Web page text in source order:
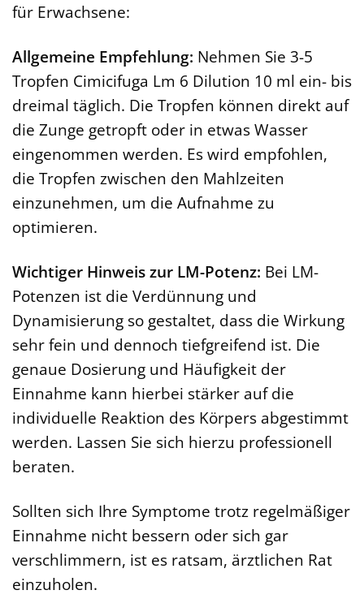
für Erwachsene:
Allgemeine Empfehlung: Nehmen Sie 3-5
Tropfen Cimicifuga Lm 6 Dilution 10 ml ein- bis
dreimal täglich. Die Tropfen können direkt auf
die Zunge getropft oder in etwas Wasser
eingenommen werden. Es wird empfohlen,
die Tropfen zwischen den Mahlzeiten
einzunehmen, um die Aufnahme zu
optimieren.
Wichtiger Hinweis zur LM-Potenz: Bei LM-
Potenzen ist die Verdünnung und
Dynamisierung so gestaltet, dass die Wirkung
sehr fein und dennoch tiefgreifend ist. Die
genaue Dosierung und Häufigkeit der
Einnahme kann hierbei stärker auf die
individuelle Reaktion des Körpers abgestimmt
werden. Lassen Sie sich hierzu professionell
beraten.
Sollten sich Ihre Symptome trotz regelmäßiger
Einnahme nicht bessern oder sich gar
verschlimmern, ist es ratsam, ärztlichen Rat
einzuholen.